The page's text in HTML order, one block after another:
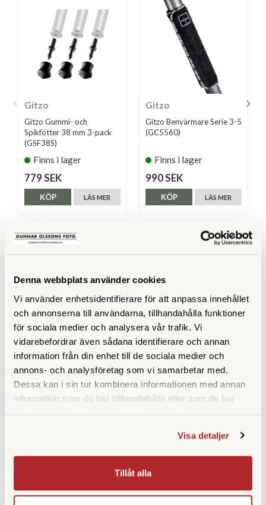
Denna webbplats använder cookies
Vi använder enhetsidentifierare för att anpassa innehållet
och annonserna till användarna, tillhandahålla funktioner
för sociala medier och analysera vår trafik. Vi
vidarebefordrar även sådana identifierare och annan
information från din enhet till de sociala medier och
annons- och analysföretag som vi samarbetar med.
Dessa kan i sin tur kombinera informationen med annan
information som du har tillhandahållit eller som de har
Visa detaljer
Tillåt alla
Gitzo
Gitzo Gummi- och
Spikfötter 38 mm 3-pack
(GSF38S)
Finns i lager
779 SEK
LÄS MER
KÖP
Gitzo
Gitzo Benvärmare Serie 3-5
(GC5560)
Finns i lager
990 SEK
LÄS MER
KÖP
ANDRA KÖPTE ÄVEN
CineStill D6 DaylightChrome